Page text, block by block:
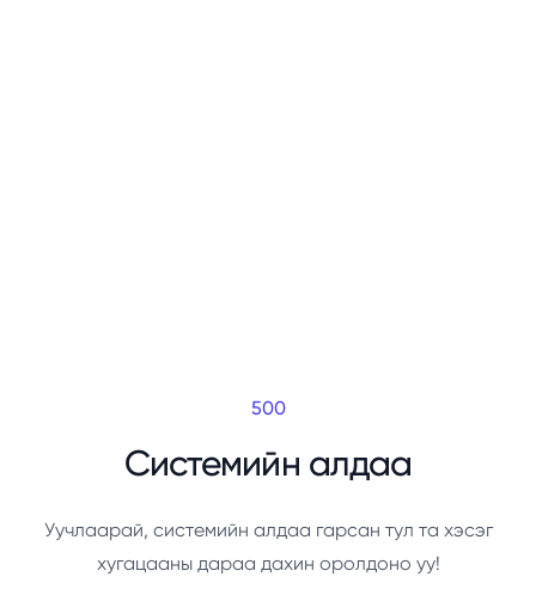
500
Системийн алдаа
Уучлаарай, системийн алдаа гарсан тул та хэсэг
хугацааны дараа дахин оролдоно уу!